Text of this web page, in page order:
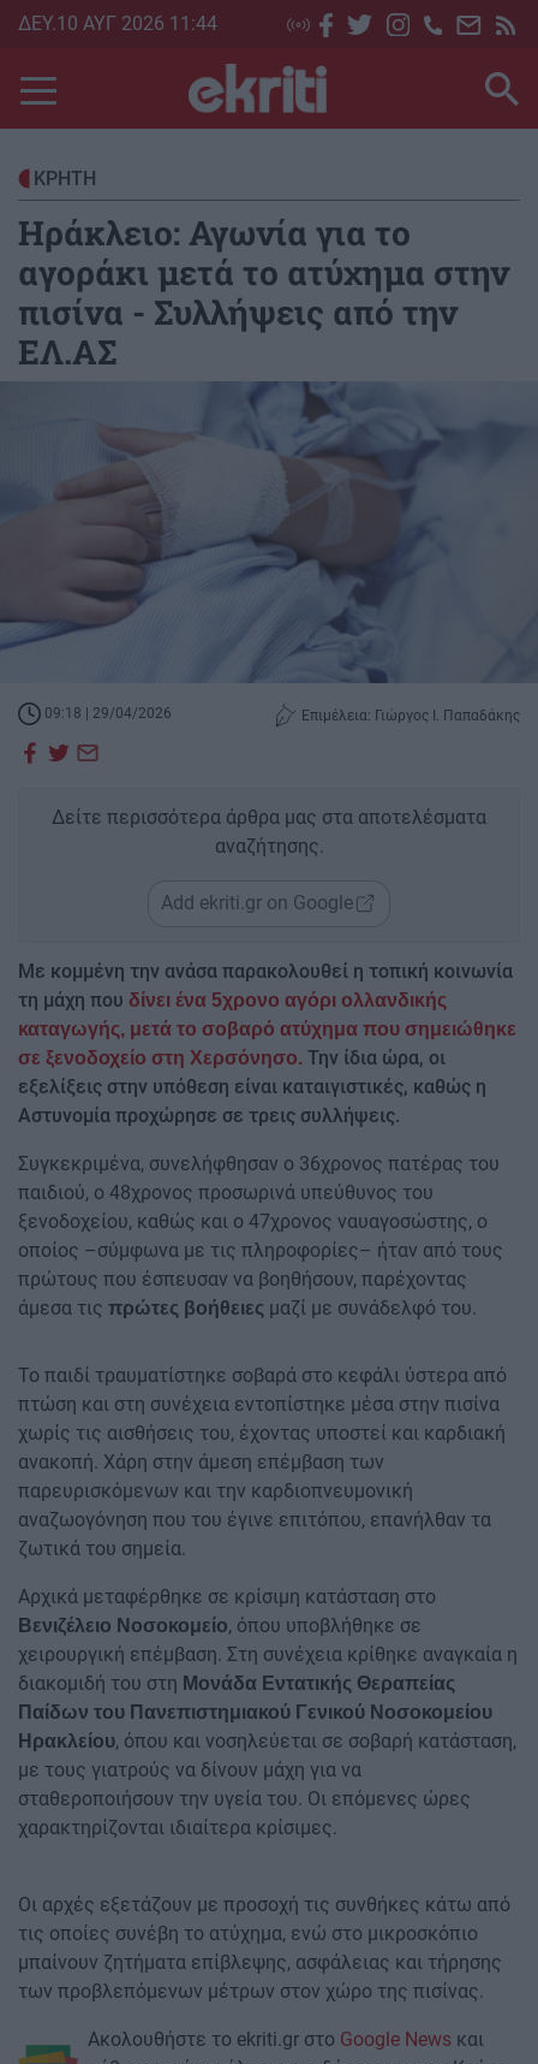
Skip
main
content
ΔΕΥ.10 ΑΥΓ 2026 11:44
ΚΡΗΤΗ
Ηράκλειο: Αγωνία για το
αγοράκι μετά το ατύχημα στην
πισίνα - Συλλήψεις από την
ΕΛ.ΑΣ
09:18 | 29/04/2026 Επιμέλεια: Γιώργος Ι. Παπαδάκης
Δείτε περισσότερα άρθρα μας στα αποτελέσματα
αναζήτησης.
Add ekriti.gr on Google
Με κομμένη την ανάσα παρακολουθεί η τοπική κοινωνία
τη μάχη που δίνει ένα 5χρονο αγόρι ολλανδικής
καταγωγής, μετά το σοβαρό ατύχημα που σημειώθηκε
σε ξενοδοχείο στη Χερσόνησο. Την ίδια ώρα, οι
εξελίξεις στην υπόθεση είναι καταιγιστικές, καθώς η
Αστυνομία προχώρησε σε τρεις συλλήψεις.
Συγκεκριμένα, συνελήφθησαν ο 36χρονος πατέρας του
παιδιού, ο 48χρονος προσωρινά υπεύθυνος του
ξενοδοχείου, καθώς και ο 47χρονος ναυαγοσώστης, ο
οποίος –σύμφωνα με τις πληροφορίες– ήταν από τους
πρώτους που έσπευσαν να βοηθήσουν, παρέχοντας
άμεσα τις πρώτες βοήθειες μαζί με συνάδελφό του.
Το παιδί τραυματίστηκε σοβαρά στο κεφάλι ύστερα από
πτώση και στη συνέχεια εντοπίστηκε μέσα στην πισίνα
χωρίς τις αισθήσεις του, έχοντας υποστεί και καρδιακή
ανακοπή. Χάρη στην άμεση επέμβαση των
παρευρισκόμενων και την καρδιοπνευμονική
αναζωογόνηση που του έγινε επιτόπου, επανήλθαν τα
ζωτικά του σημεία.
Αρχικά μεταφέρθηκε σε κρίσιμη κατάσταση στο
Βενιζέλειο Νοσοκομείο, όπου υποβλήθηκε σε
χειρουργική επέμβαση. Στη συνέχεια κρίθηκε αναγκαία η
διακομιδή του στη Μονάδα Εντατικής Θεραπείας
Παίδων του Πανεπιστημιακού Γενικού Νοσοκομείου
Ηρακλείου, όπου και νοσηλεύεται σε σοβαρή κατάσταση,
με τους γιατρούς να δίνουν μάχη για να
σταθεροποιήσουν την υγεία του. Οι επόμενες ώρες
χαρακτηρίζονται ιδιαίτερα κρίσιμες.
Οι αρχές εξετάζουν με προσοχή τις συνθήκες κάτω από
τις οποίες συνέβη το ατύχημα, ενώ στο μικροσκόπιο
μπαίνουν ζητήματα επίβλεψης, ασφάλειας και τήρησης
των προβλεπόμενων μέτρων στον χώρο της πισίνας.
Ακολουθήστε το ekriti.gr στο Google News και